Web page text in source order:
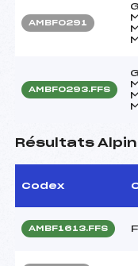
AMBF0291
AMBF0293.FFS
Résultats
Codex
AMBF1613.FFS